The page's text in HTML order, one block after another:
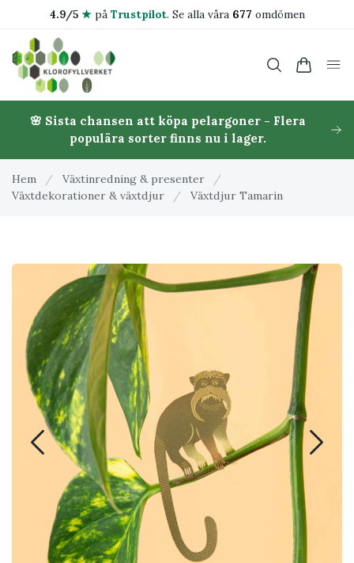
4.9/5 ★på Trustpilot. Se alla våra 677 omdömen
🌸 Sista chansen att köpa pelargoner - Flera
populära sorter finns nu i lager.
Hem / Växtinredning & presenter
/
Växtdekorationer & växtdjur
/ Växtdjur Tamarin